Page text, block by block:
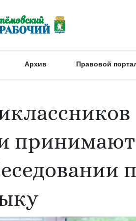
Архив Правовой
принимают